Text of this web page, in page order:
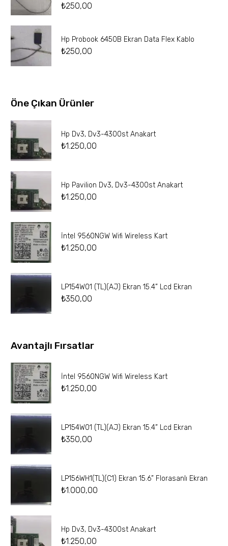
₺250,00
Hp Probook 6450B Ekran Data Flex Kablo
₺250,00
Öne Çıkan Ürünler
Hp Dv3, Dv3-4300st Anakart
₺1.250,00
Hp Pavilion Dv3, Dv3-4300st Anakart
₺1.250,00
İntel 9560NGW Wifi Wireless Kart
₺1.250,00
LP154W01 (TL)(AJ) Ekran 15.4” Lcd Ekran
₺350,00
Avantajlı Fırsatlar
İntel 9560NGW Wifi Wireless Kart
₺1.250,00
LP154W01 (TL)(AJ) Ekran 15.4” Lcd Ekran
₺350,00
LP156WH1(TL)(C1) Ekran 15.6” Florasanlı Ekran
₺1.000,00
Hp Dv3, Dv3-4300st Anakart
₺1.250,00